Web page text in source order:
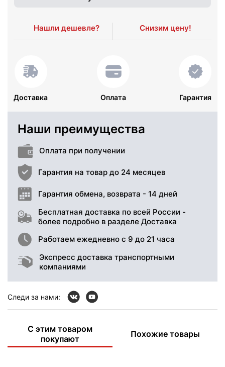
Нашли дешевле? Снизим цену!
Доставка Оплата Гарантия
Наши преимущества
Оплата при получении
Гарантия на товар до 24 месяцев
Гарантия обмена, возврата - 14 дней
Бесплатная доставка по всей России -
более подробно в разделе Доставка
Работаем ежедневно с 9 до 21 часа
Экспресс доставка транспортными
компаниями
Следи за нами:
С этим товаром
покупают
Похожие товары